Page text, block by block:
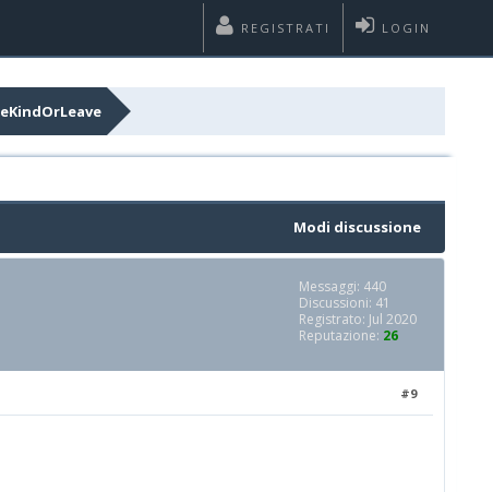
LOGIN
REGISTRATI
Modi discussione
Messaggi: 440
Discussioni: 41
Registrato: Jul 2020
Reputazione: 26
#9